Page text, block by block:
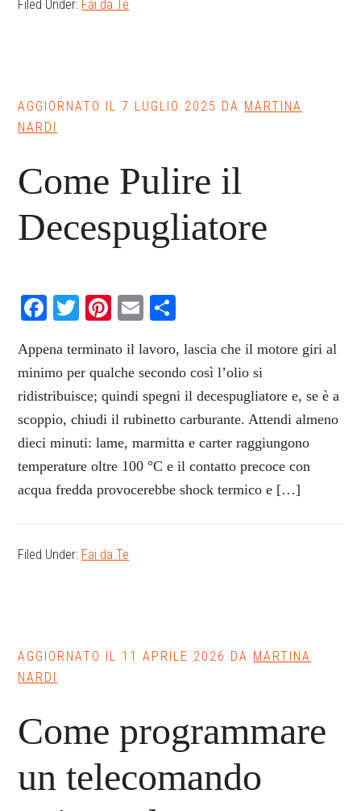
Filed Under: Fai da Te
AGGIORNATO IL7 LUGLIO 2025 DA MARTINA
NARDI
Come Pulire il
Decespugliatore
Facebook
TwitterPinterest
Email
Appena terminato il lavoro, lascia che il motore giri al
minimo per qualche secondo così l’olio si
ridistribuisce; quindi spegni il decespugliatore e, se è a
scoppio, chiudi il rubinetto carburante. Attendi almeno
dieci minuti: lame, marmitta e carter raggiungono
temperature oltre 100 °C e il contatto precoce con
acqua fredda provocerebbe shock termico e […]
Filed Under: Fai da Te
AGGIORNATO IL 11 APRILE 2026 DA MARTINA
NARDI
Come programmare
un telecomando